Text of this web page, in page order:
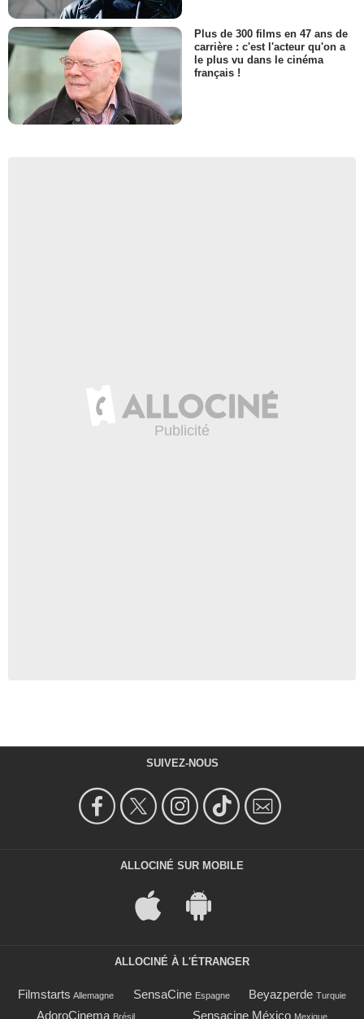
Plus de 300 films en 47 ans de
carrière : c'est l'acteur qu'on a
le plus vu dans le cinéma
français !
SUIVEZ-NOUS
ALLOCINÉ SUR MOBILE
ALLOCINÉ À L'ÉTRANGER
Filmstarts Allemagne SensaCine Espagne Beyazperde Turquie
AdoroCinema Brésil Sensacine México Mexique